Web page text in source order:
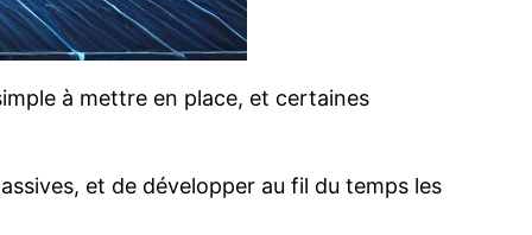
à mettre en place, et certaines
et de développer au fil du temps les